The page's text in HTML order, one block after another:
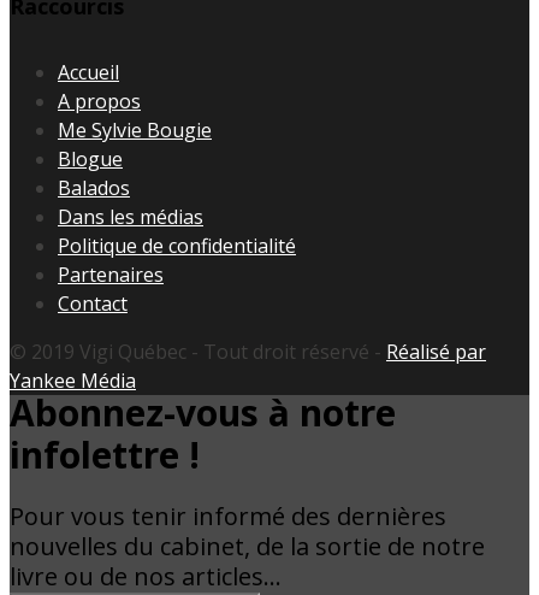
Raccourcis
Accueil
A propos
Me Sylvie Bougie
Blogue
Balados
Dans les médias
Politique de confidentialité
Partenaires
Contact
© 2019 Vigi Québec - Tout droit réservé - Réalisé par
Yankee Média
Abonnez-vous à notre
infolettre !
Pour vous tenir informé des dernières
nouvelles du cabinet, de la sortie de notre
livre ou de nos articles…